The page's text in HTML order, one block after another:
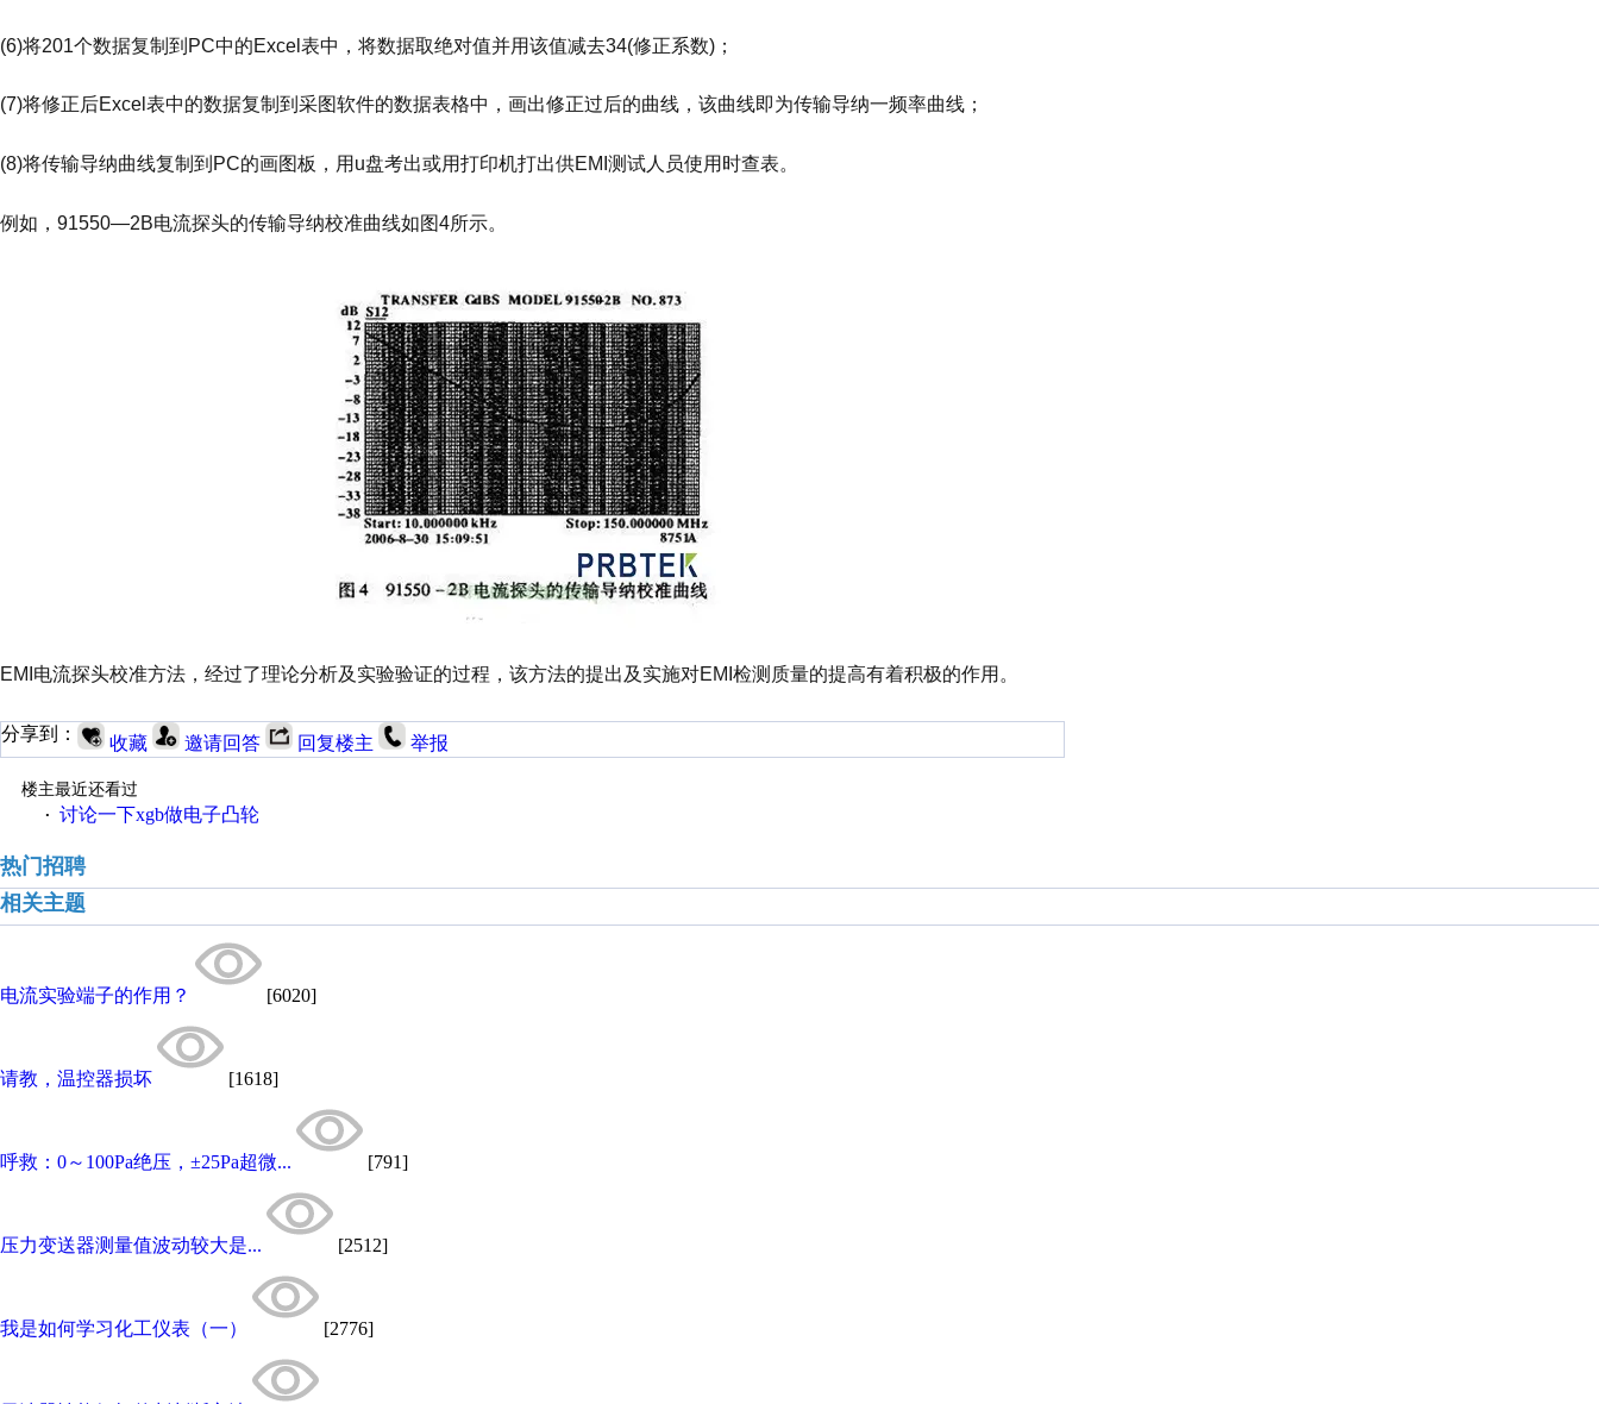
(6)将201个数据复制到PC中的Excel表中，将数据取绝对值并用该值减去34(修正系数)；
(7)将修正后Excel表中的数据复制到采图软件的数据表格中，画出修正过后的曲线，该曲线即为传输导纳一频率曲线；
(8)将传输导纳曲线复制到PC的画图板，用u盘考出或用打印机打出供EMI测试人员使用时查表。
例如，91550—2B电流探头的传输导纳校准曲线如图4所示。
EMI电流探头校准方法，经过了理论分析及实验验证的过程，该方法的提出及实施对EMI检测质量的提高有着积极的作用。
分享到： 收藏 邀请回答 回复楼主 举报
楼主最近还看过
· 讨论一下xgb做电子凸轮
热门招聘
相关主题
电流实验端子的作用？ [6020]
请教，温控器损坏 [1618]
呼救：0～100Pa绝压，±25Pa超微... [791]
压力变送器测量值波动较大是... [2512]
我是如何学习化工仪表（一） [2776]